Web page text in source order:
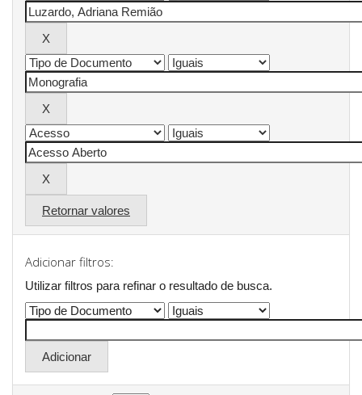
Retornar valores
Adicionar filtros:
Utilizar filtros para refinar o resultado de busca.